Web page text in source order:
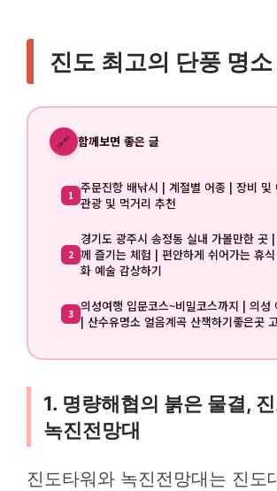
진도 최고의 단풍 명
🔗 함께보면 좋은 글
1 주문진항 배낚시 | 계절별 어종 | 장비 및
관광 및 먹거리 추천
2
경기도 광주시 송정동 실내 가볼만한 곳
께 즐기는 체험 | 편안하게 쉬어가는 휴
화 예술 감상하기
3 의성여행 입문코스~비밀코스까지 | 의성
| 산수유명소 얼음계곡 산책하기좋은곳
1. 명량해협의 붉은 물결,
녹진전망대
진도타워와 녹진전망대는 진도